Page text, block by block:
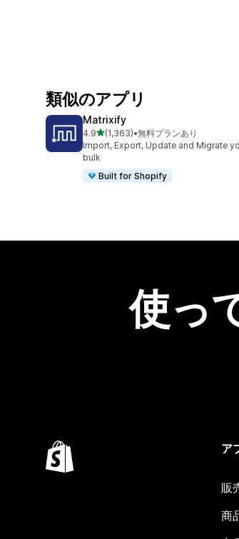
類似のアプリ
Matrixify
4.95つ星中
(1,363)
合計レビュー数：1363件
•無料プランあり
Import, Export, Update and Migrate
bulk
Built for Shopify
使っ
ア
販
商